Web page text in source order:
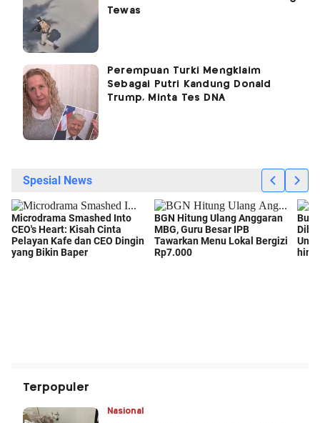
Tewas
Perempuan Turki Mengklaim
Sebagai Putri Kandung Donald
Trump, Minta Tes DNA
Terpopuler
Nasional